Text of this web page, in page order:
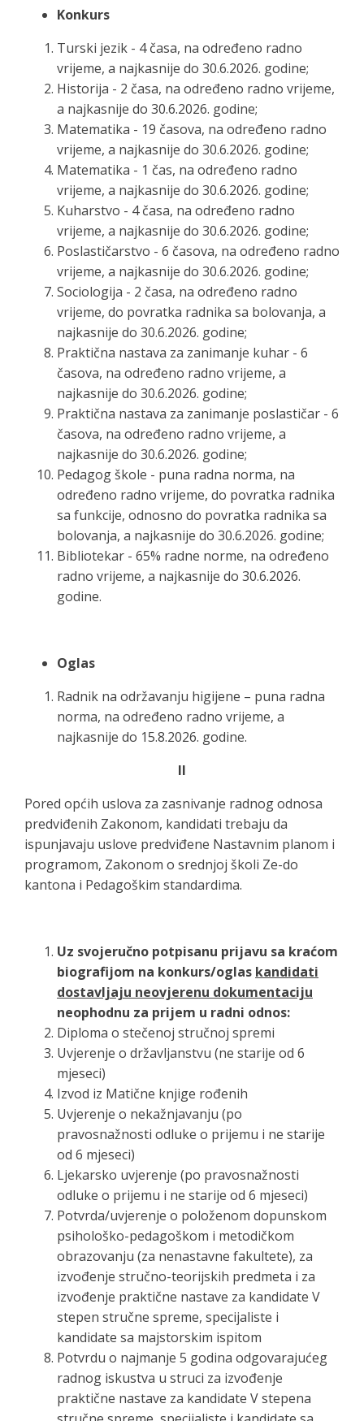
Konkurs
Turski jezik - 4 časa, na određeno radno
vrijeme, a najkasnije do 30.6.2026. godine;
Historija - 2 časa, na određeno radno vrijeme,
a najkasnije do 30.6.2026. godine;
Matematika - 19 časova, na određeno radno
vrijeme, a najkasnije do 30.6.2026. godine;
Matematika - 1 čas, na određeno radno
vrijeme, a najkasnije do 30.6.2026. godine;
Kuharstvo - 4 časa, na određeno radno
vrijeme, a najkasnije do 30.6.2026. godine;
Poslastičarstvo - 6 časova, na određeno radno
vrijeme, a najkasnije do 30.6.2026. godine;
Sociologija - 2 časa, na određeno radno
vrijeme, do povratka radnika sa bolovanja, a
najkasnije do 30.6.2026. godine;
Praktična nastava za zanimanje kuhar - 6
časova, na određeno radno vrijeme, a
najkasnije do 30.6.2026. godine;
Praktična nastava za zanimanje poslastičar - 6
časova, na određeno radno vrijeme, a
najkasnije do 30.6.2026. godine;
Pedagog škole - puna radna norma, na
određeno radno vrijeme, do povratka radnika
sa funkcije, odnosno do povratka radnika sa
bolovanja, a najkasnije do 30.6.2026. godine;
Bibliotekar - 65% radne norme, na određeno
radno vrijeme, a najkasnije do 30.6.2026.
godine.
Oglas
Radnik na održavanju higijene – puna radna
norma, na određeno radno vrijeme, a
najkasnije do 15.8.2026. godine.
II
Pored općih uslova za zasnivanje radnog odnosa
predviđenih Zakonom, kandidati trebaju da
ispunjavaju uslove predviđene Nastavnim planom i
programom, Zakonom o srednjoj školi Ze-do
kantona i Pedagoškim standardima.
Uz svojeručno potpisanu prijavu sa kraćom
biografijom na konkurs/oglas kandidati
dostavljaju neovjerenu dokumentaciju
neophodnu za prijem u radni odnos:
Diploma o stečenoj stručnoj spremi
Uvjerenje o državljanstvu (ne starije od 6
mjeseci)
Izvod iz Matične knjige rođenih
Uvjerenje o nekažnjavanju (po
pravosnažnosti odluke o prijemu i ne starije
od 6 mjeseci)
Ljekarsko uvjerenje (po pravosnažnosti
odluke o prijemu i ne starije od 6 mjeseci)
Potvrda/uvjerenje o položenom dopunskom
psihološko-pedagoškom i metodičkom
obrazovanju (za nenastavne fakultete), za
izvođenje stručno-teorijskih predmeta i za
izvođenje praktične nastave za kandidate V
stepen stručne spreme, specijaliste i
kandidate sa majstorskim ispitom
Potvrdu o najmanje 5 godina odgovarajućeg
radnog iskustva u struci za izvođenje
praktične nastave za kandidate V stepena